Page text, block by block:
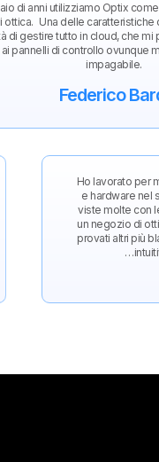
utilizziamo Optix come
delle caratteristiche che
tutto in cloud, che mi
di controllo ovunque mi trovi,
impagabile.
Federico Bardi
Ho
e
viste
un
provati